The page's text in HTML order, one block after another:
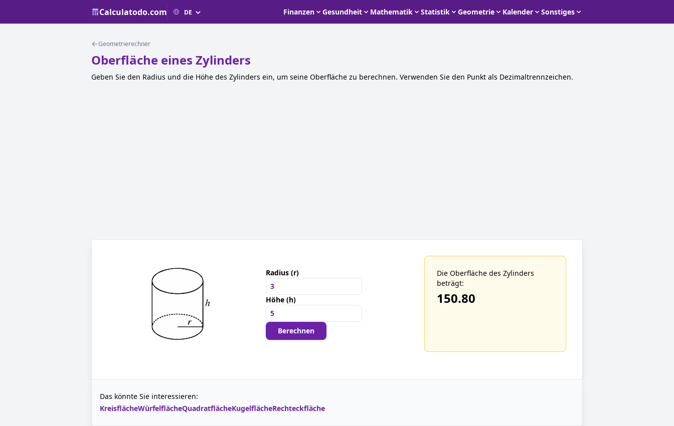
Calculatodo.com Finanzen Gesundheit Mathematik Statistik Geometrie Kalender Sonstiges
Geometrierechner
Oberfläche eines Zylinders
Geben Sie den Radius und die Höhe des Zylinders ein, um seine Oberfläche zu berechnen. Verwenden Sie den Punkt als Dezimaltrennzeichen.
Radius (r)
Höhe (h)
Berechnen
Die Oberfläche des Zylinders
beträgt:
150.80
Das könnte Sie interessieren:
KreisflächeWürfelflächeQuadratflächeKugelflächeRechteckfläche